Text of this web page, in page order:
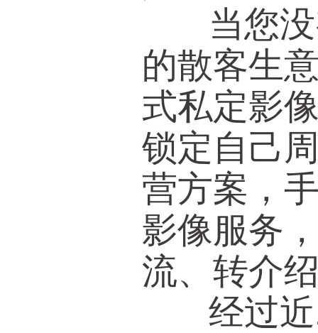
当您没
的散客生
式私定影
锁定自己
营方案，
影像服务
流、转介
经过近